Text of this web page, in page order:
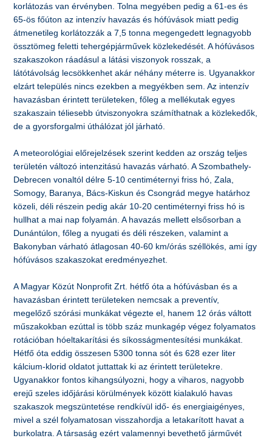
korlátozás van érvényben. Tolna megyében pedig a 61-es és
65-ös főúton az intenzív havazás és hófúvások miatt pedig
átmenetileg korlátozzák a 7,5 tonna megengedett legnagyobb
össztömeg feletti tehergépjárművek közlekedését. A hófúvásos
szakaszokon ráadásul a látási viszonyok rosszak, a
látótávolság lecsökkenhet akár néhány méterre is. Ugyanakkor
elzárt település nincs ezekben a megyékben sem. Az intenzív
havazásban érintett területeken, főleg a mellékutak egyes
szakaszain téliesebb útviszonyokra számíthatnak a közlekedők,
de a gyorsforgalmi úthálózat jól járható.
A meteorológiai előrejelzések szerint kedden az ország teljes
területén változó intenzitású havazás várható. A Szombathely-
Debrecen vonaltól délre 5-10 centiméternyi friss hó, Zala,
Somogy, Baranya, Bács-Kiskun és Csongrád megye határhoz
közeli, déli részein pedig akár 10-20 centiméternyi friss hó is
hullhat a mai nap folyamán. A havazás mellett elsősorban a
Dunántúlon, főleg a nyugati és déli részeken, valamint a
Bakonyban várható átlagosan 40-60 km/órás széllökés, ami így
hófúvásos szakaszokat eredményezhet.
A Magyar Közút Nonprofit Zrt. hétfő óta a hófúvásban és a
havazásban érintett területeken nemcsak a preventív,
megelőző szórási munkákat végezte el, hanem 12 órás váltott
műszakokban ezúttal is több száz munkagép végez folyamatos
rotációban hóeltakarítási és síkosságmentesítési munkákat.
Hétfő óta eddig összesen 5300 tonna sót és 628 ezer liter
kálcium-klorid oldatot juttattak ki az érintett területekre.
Ugyanakkor fontos kihangsúlyozni, hogy a viharos, nagyobb
erejű szeles időjárási körülmények között kialakuló havas
szakaszok megszüntetése rendkívül idő- és energiaigényes,
mivel a szél folyamatosan visszahordja a letakarított havat a
burkolatra. A társaság ezért valamennyi bevethető járművét